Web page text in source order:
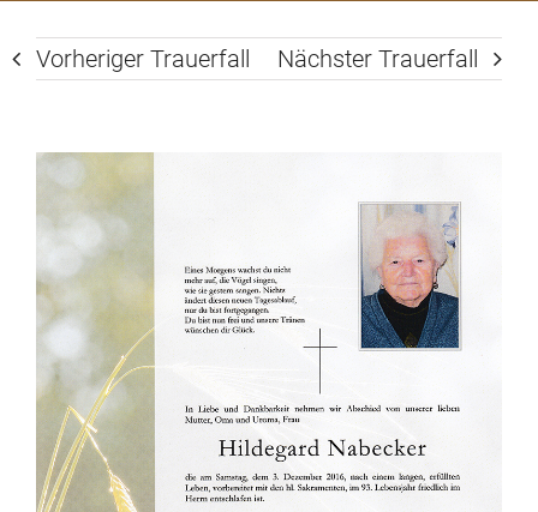
Vorheriger Trauerfall Nächster Trauerfall